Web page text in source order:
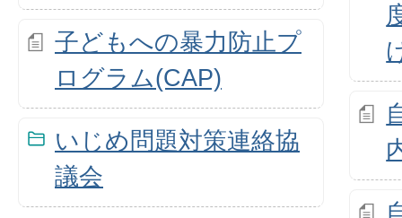
子どもへの暴力防止プ
ログラム(CAP)
いじめ問題対策連絡協
議会